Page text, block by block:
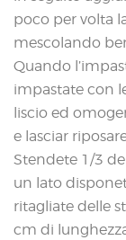
poco per volta
mescolando
Quando
impastate con
liscio ed
e lasciar
Stendete 1/3
un lato
ritagliate delle
cm di